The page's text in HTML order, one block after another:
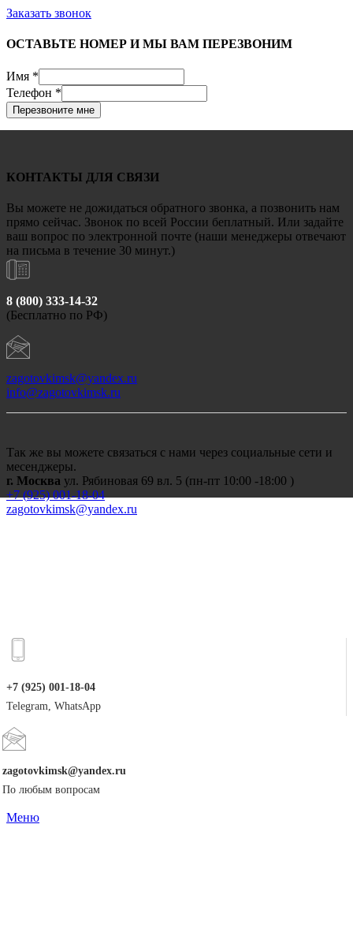
Заказать звонок
ОСТАВЬТЕ НОМЕР И МЫ ВАМ ПЕРЕЗВОНИМ
Имя *
Телефон *
Перезвоните мне
КОНТАКТЫ ДЛЯ СВЯЗИ
Вы можете не дожидаться обратного звонка, а позвонить нам
прямо сейчас. Звонок по всей России беплатный. Или задайте
ваш вопрос по электронной почте (наши менеджеры отвечают
на письма в течение 30 минут.)
8 (800) 333-14-32
(Бесплатно по РФ)
zagotovkimsk@yandex.ru
info@zagotovkimsk.ru
Так же вы можете связаться с нами через социальные сети и
месенджеры.
г. Москва ул. Рябиновая 69 вл. 5 (пн-пт 10:00 -18:00 )
+7 (925) 001-18-04
zagotovkimsk@yandex.ru
+7 (925) 001-18-04
Telegram, WhatsApp
zagotovkimsk@yandex.ru
По любым вопросам
Меню